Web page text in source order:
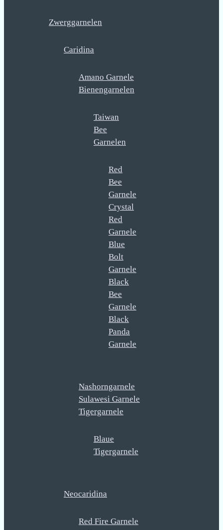
Zwerggarnelen
Caridina
Amano Garnele
Bienengarnelen
Taiwan
Bee
Garnelen
Red
Bee
Garnele
Crystal
Red
Garnele
Blue
Bolt
Garnele
Black
Bee
Garnele
Black
Panda
Garnele
Nashorngarnele
Sulawesi Garnele
Tigergarnele
Blaue
Tigergarnele
Neocaridina
Red Fire Garnele